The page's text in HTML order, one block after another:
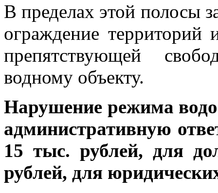
В пределах этой полосы
ограждение территорий
препятствующей
водному объекту.
Нарушение режима
административную
15 тыс. рублей, для
рублей, для